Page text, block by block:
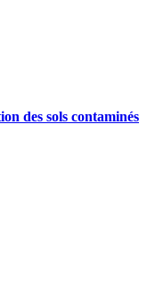
des sols contaminés